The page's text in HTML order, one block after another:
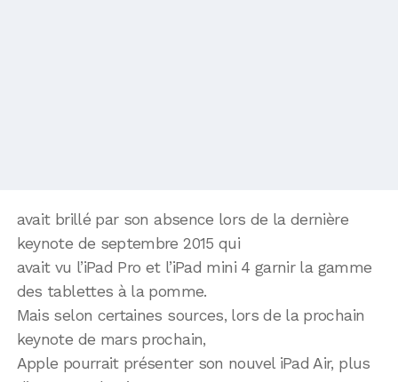
avait brillé par son absence lors de la dernière
keynote de septembre 2015 qui
avait vu l’iPad Pro et l’iPad mini 4 garnir la gamme
des tablettes à la pomme.
Mais selon certaines sources, lors de la prochain
keynote de mars prochain,
Apple pourrait présenter son nouvel iPad Air, plus